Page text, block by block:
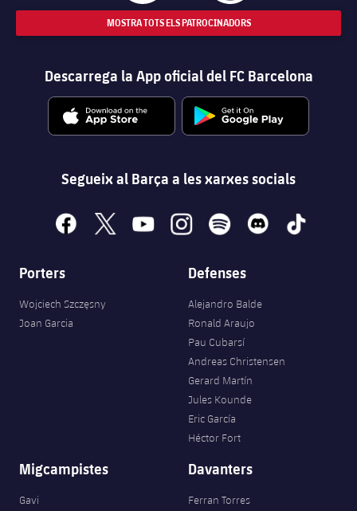
MOSTRA TOTS ELS PATROCINADORS
Descarrega la App oficial del FC Barcelona
Segueix al Barça a les xarxes socials
facebook
x youtubeinstagramspotify discord tiktok
Porters
Wojciech Szczęsny
Joan Garcia
Defenses
Alejandro Balde
Ronald Araujo
Pau Cubarsí
Andreas Christensen
Gerard Martín
Jules Kounde
Eric García
Héctor Fort
Migcampistes
Gavi
Davanters
Ferran Torres